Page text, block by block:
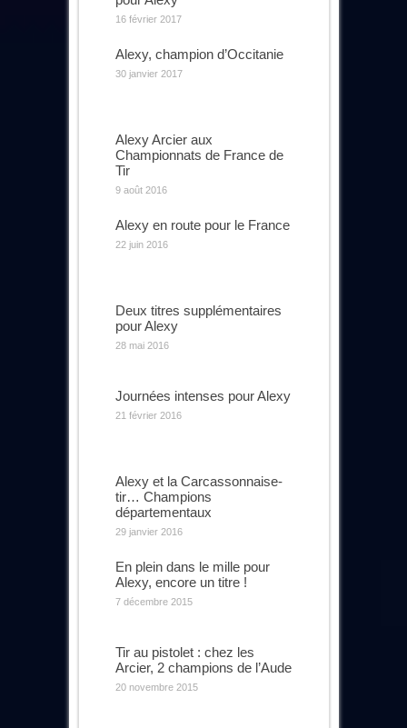
16 février 2017
Alexy, champion d’Occitanie
30 janvier 2017
Alexy Arcier aux
Championnats de France de
Tir
9 août 2016
Alexy en route pour le France
22 juin 2016
Deux titres supplémentaires
pour Alexy
28 mai 2016
Journées intenses pour Alexy
21 février 2016
Alexy et la Carcassonnaise-
tir… Champions
départementaux
29 janvier 2016
En plein dans le mille pour
Alexy, encore un titre !
7 décembre 2015
Tir au pistolet : chez les
Arcier, 2 champions de l’Aude
20 novembre 2015